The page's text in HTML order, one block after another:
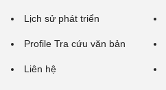
Lịch sử phát triển
Profile Tra cứu văn bản
Liên hệ